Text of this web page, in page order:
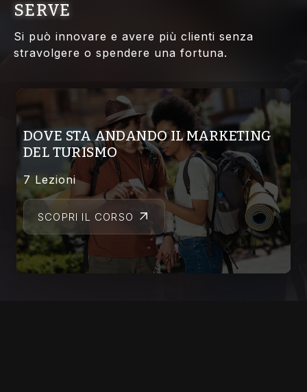
SERVE
Si può innovare e avere più clienti senza
stravolgere o spendere una fortuna.
DOVE STA ANDANDO IL MARKETING
DEL TURISMO
7 Lezioni
SCOPRI IL CORSO